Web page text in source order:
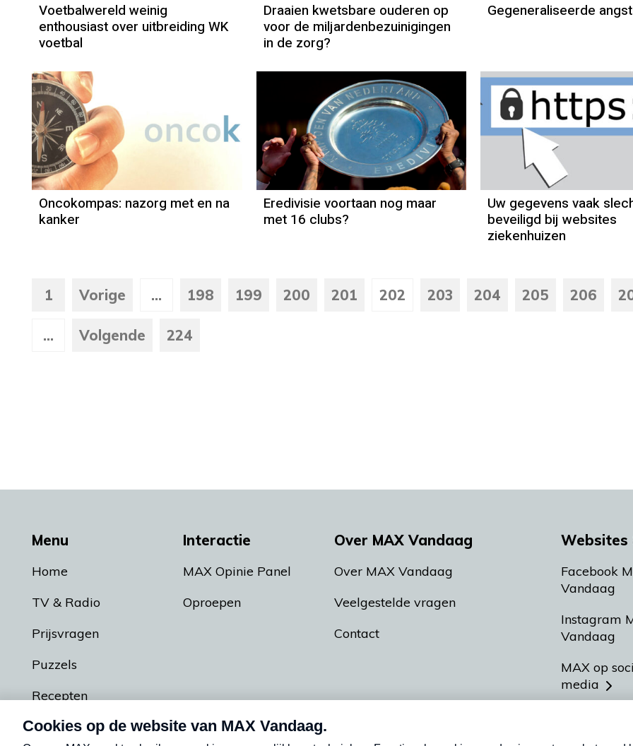
Voetbalwereld weinig
enthousiast over uitbreiding WK
voetbal
Draaien kwetsbare ouderen op
voor de miljardenbezuinigingen
in de zorg?
Gegeneraliseerde
Oncokompas: nazorg met en na
kanker
Eredivisie voortaan nog maar
met 16 clubs?
Uw gegevens vaak
beveiligd bij websites
ziekenhuizen
1 Vorige ... 198 199 200 201 202 203 204 205 206
... Volgende 224
Menu
Home
TV & Radio
Prijsvragen
Puzzels
Recepten
Podcasts
Interactie
MAX Opinie Panel
Oproepen
Over MAX Vandaag
Over MAX Vandaag
Veelgestelde vragen
Contact
Websites
Facebook
Vandaag
Instagram
Vandaag
MAX op
media